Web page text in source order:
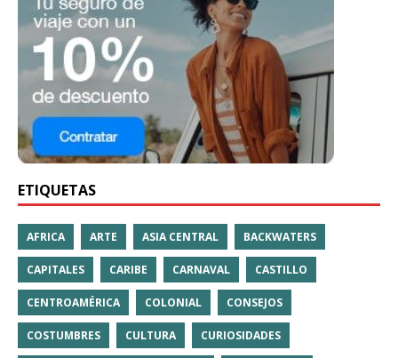
ETIQUETAS
AFRICA ARTE ASIA CENTRAL BACKWATERS
CAPITALES CARIBE CARNAVAL CASTILLO
CENTROAMÉRICA COLONIAL CONSEJOS
COSTUMBRES CULTURA CURIOSIDADES